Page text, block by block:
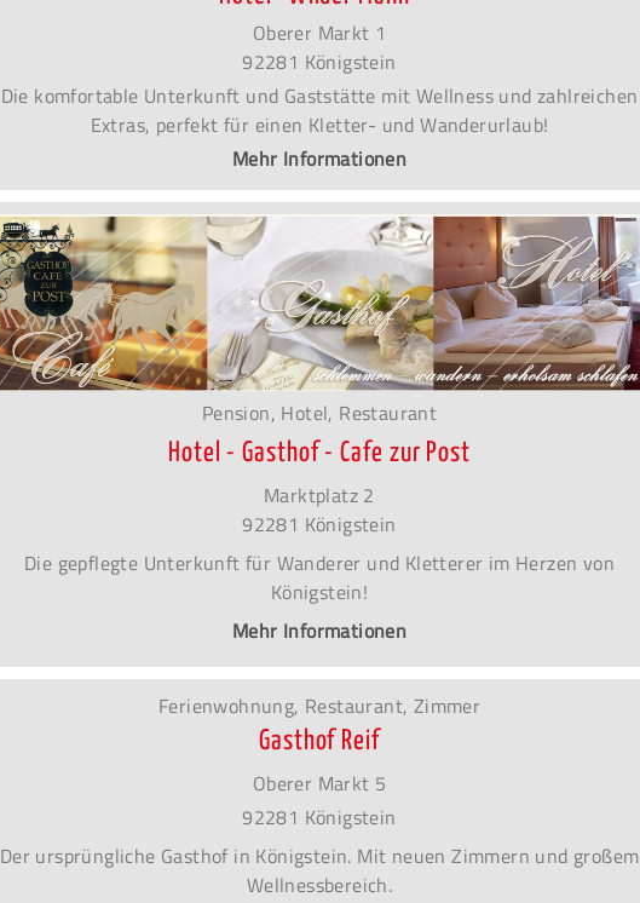
Oberer Markt 1
92281 Königstein
Die komfortable Unterkunft und Gaststätte mit Wellness und zahlreichen
Extras, perfekt für einen Kletter- und Wanderurlaub!
Mehr Informationen
Pension, Hotel, Restaurant
Hotel - Gasthof - Cafe zur Post
Marktplatz 2
92281 Königstein
Die gepflegte Unterkunft für Wanderer und Kletterer im Herzen von
Königstein!
Mehr Informationen
Ferienwohnung, Restaurant, Zimmer
Gasthof Reif
Oberer Markt 5
92281 Königstein
Der ursprüngliche Gasthof in Königstein. Mit neuen Zimmern und großem
Wellnessbereich.